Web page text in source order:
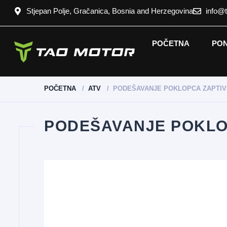
Stjepan Polje, Gračanica, Bosnia and Herzegovina
POČETNA
POČETNA ATV PODEŠAVANJE POKLOPCA
PODEŠAVANJE